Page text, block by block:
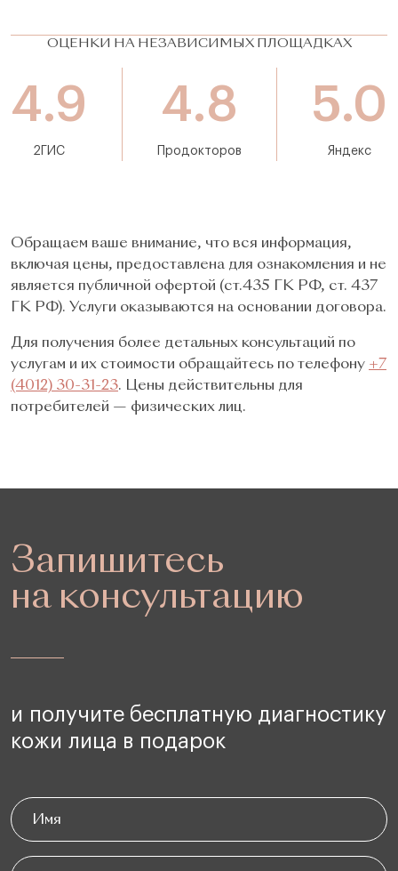
ОЦЕНКИ НА НЕЗАВИСИМЫХ ПЛОЩАДКАХ
4.9
2ГИС
4.8
Продокторов
5.0
Яндекс
Обращаем ваше внимание, что вся информация,
включая цены, предоставлена для ознакомления и не
является публичной офертой (ст.435 ГК РФ, cт. 437
ГК РФ). Услуги оказываются на основании договора.
Для получения более детальных консультаций по
услугам и их стоимости обращайтесь по телефону +7
(4012) 30-31-23. Цены действительны для
потребителей — физических лиц.
Запишитесь
на консультацию
и получите бесплатную диагностику
кожи лица в подарок